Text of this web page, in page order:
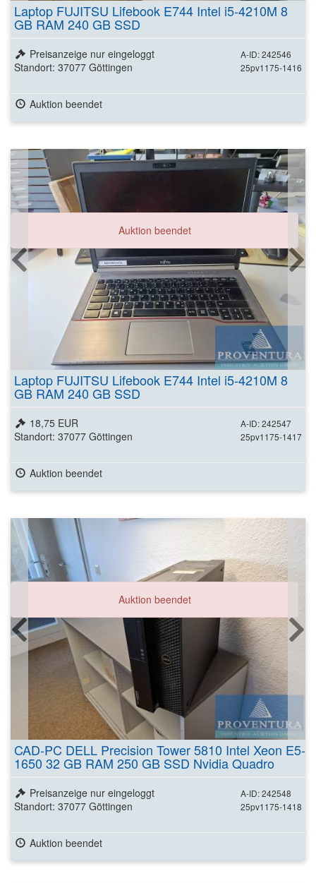
Laptop FUJITSU Lifebook E744 Intel i5-4210M 8
GB RAM 240 GB SSD
A-ID: 242546
25pv1175-1416
Preisanzeige nur eingeloggt
Standort: 37077 Göttingen
Auktion beendet
Auktion beendet
Laptop FUJITSU Lifebook E744 Intel i5-4210M 8
GB RAM 240 GB SSD
A-ID: 242547
25pv1175-1417
18,75 EUR
Standort: 37077 Göttingen
Auktion beendet
Auktion beendet
CAD-PC DELL Precision Tower 5810 Intel Xeon E5-
1650 32 GB RAM 250 GB SSD Nvidia Quadro
A-ID: 242548
25pv1175-1418
Preisanzeige nur eingeloggt
Standort: 37077 Göttingen
Auktion beendet